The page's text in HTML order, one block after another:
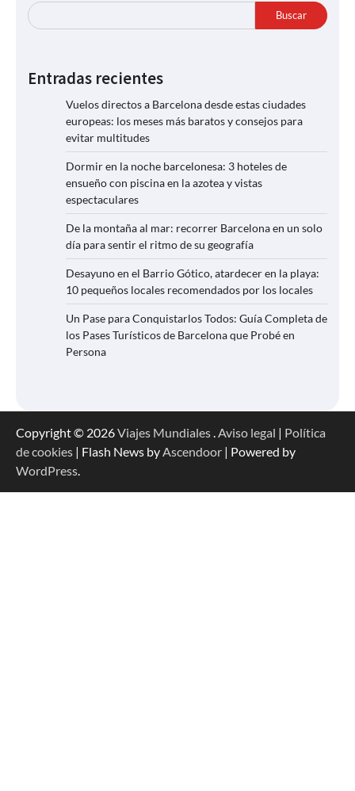
Buscar
Entradas recientes
Vuelos directos a Barcelona desde estas ciudades
europeas: los meses más baratos y consejos para
evitar multitudes
Dormir en la noche barcelonesa: 3 hoteles de
ensueño con piscina en la azotea y vistas
espectaculares
De la montaña al mar: recorrer Barcelona en un solo
día para sentir el ritmo de su geografía
Desayuno en el Barrio Gótico, atardecer en la playa:
10 pequeños locales recomendados por los locales
Un Pase para Conquistarlos Todos: Guía Completa de
los Pases Turísticos de Barcelona que Probé en
Persona
Copyright © 2026Viajes Mundiales.Aviso legal | Política
de cookies | Flash News byAscendoor | Powered by
WordPress.